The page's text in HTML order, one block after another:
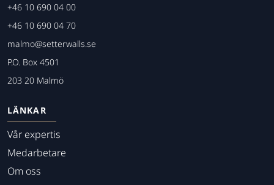
+46 10 690 04 00
+46 10 690 04 70
malmo@setterwalls.se
P.O. Box 4501
203 20 Malmö
LÄNKAR
Vår expertis
Medarbetare
Om oss